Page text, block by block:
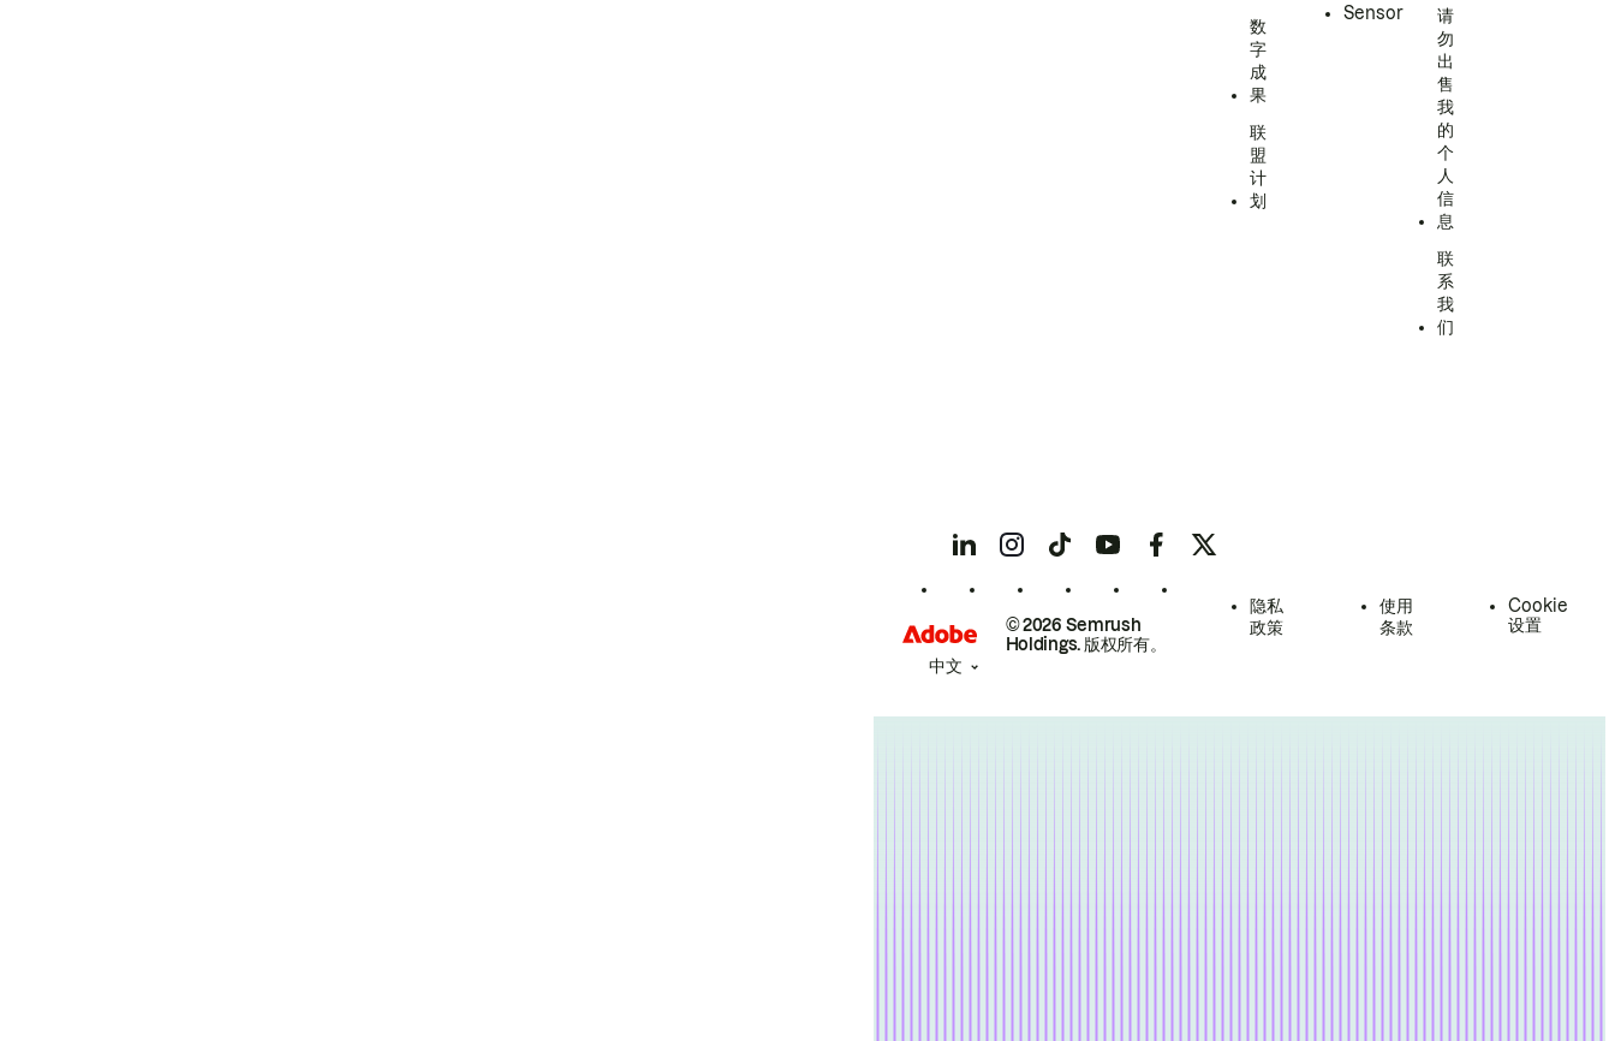
数
字
成
果
联
盟
计
划
Sensor
请
勿
出
售
我
的
个
人
信
息
联
系
我
们
© 2026 Semrush
Holdings. 版权所有。
隐私
政策
使用
条款
Cookie
设置
中文